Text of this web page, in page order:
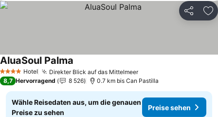
Teilen
4 Sterne Hotel Direkter Blick auf das MittelmeerPreise sehen
AluaSoul Palma
8,7 Hervorragend 8 526 0.7 km bis Can Pastilla
Wähle Reisedaten aus, um die genauen
Preise zu sehen
Preise sehen